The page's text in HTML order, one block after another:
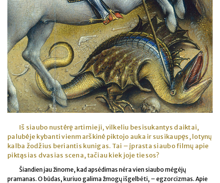
Iš siaubo nustėrę artimieji, vilkeliu besisukantys daiktai,
palubėje kybanti vienmarškinė piktojo auka ir susikaupęs, lotynų
kalba žodžius beriantis kunigas. Tai – įprasta siaubo filmų apie
piktąsias dvasias scena, tačiau kiek joje tiesos?
Šiandien jau žinome, kad apsėdimas nėra vien siaubo mėgėjų
pramanas. O būdas, kuriuo galima žmogų išgelbėti, – egzorcizmas. Apie